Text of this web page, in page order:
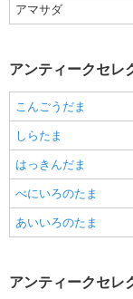
アマサダ
アンティークセレ
こんごうだま
しらたま
はっきんだま
べにいろのたま
あいいろのたま
アンティークセレ